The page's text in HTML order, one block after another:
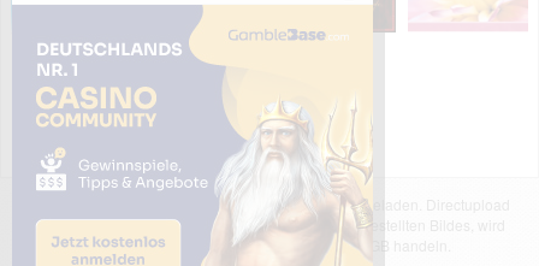
Das dargestellte Bild wurde von einem Nutzer hochgeladen. Directupload
übernimmt keinerlei Haftung für den Inhalt des dargestellten Bildes, wird
jedoch bei Verstößen nach §2(3) unserer AGB handeln.